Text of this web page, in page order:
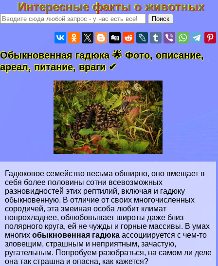
Интересные факты о животных
Обыкновенная гадюка 🌟 Фото, описание,
ареал, питание, враги ✔
Гадюковое семейство весьма обширно, оно вмещает в
себя более половины сотни всевозможных
разновидностей этих рептилий, включая и гадюку
обыкновенную. В отличие от своих многочисленных
сородичей, эта змеиная особа любит климат
попрохладнее, облюбовывает широты даже близ
полярного круга, ей не чужды и горные массивы. В умах
многих обыкновенная гадюка ассоциируется с чем-то
зловещим, страшным и неприятным, зачастую,
ругательным. Попробуем разобраться, на самом ли деле
она так страшна и опасна, как кажется?